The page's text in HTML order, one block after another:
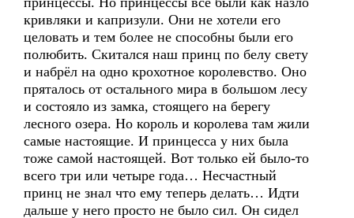
кривляки и капризули. Они не хотели его
целовать и тем более не способны были его
полюбить. Скитался наш принц по белу свету
и набрёл на одно крохотное королевство. Оно
пряталось от остального мира в большом лесу
и состояло из замка, стоящего на берегу
лесного озера. Но король и королева там жили
самые настоящие. И принцесса у них была
тоже самой настоящей. Вот только ей было-то
всего три или четыре года… Несчастный
принц не знал что ему теперь делать… Идти
дальше у него просто не было сил. Он сидел